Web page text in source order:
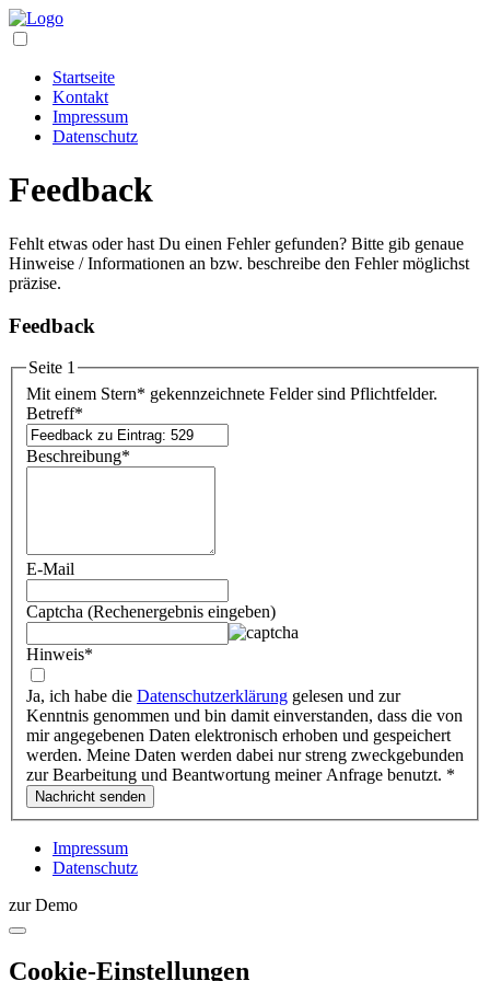
Startseite
Kontakt
Impressum
Datenschutz
Feedback
Fehlt etwas oder hast Du einen Fehler gefunden? Bitte gib genaue
Hinweise / Informationen an bzw. beschreibe den Fehler möglichst
präzise.
Feedback
Seite 1
Mit einem Stern* gekennzeichnete Felder sind Pflichtfelder.
Betreff*
Beschreibung*
E-Mail
Captcha (Rechenergebnis eingeben)
Hinweis*
Ja, ich habe die Datenschutzerklärung gelesen und zur
Kenntnis genommen und bin damit einverstanden, dass die von
mir angegebenen Daten elektronisch erhoben und gespeichert
werden. Meine Daten werden dabei nur streng zweckgebunden
zur Bearbeitung und Beantwortung meiner Anfrage benutzt. *
Impressum
Datenschutz
zur Demo
Cookie-Einstellungen